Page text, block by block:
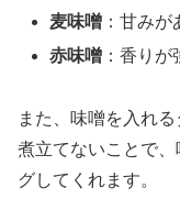
麦味噌 ：甘み
赤味噌 ：香り
また、味噌を入れ
煮立てないことで
グしてくれます。